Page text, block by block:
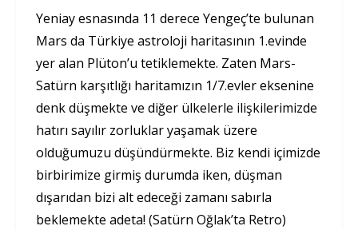
Yeniay esnasında 11 derece Yengeç’te bulunan
Mars da Türkiye astroloji haritasının 1.evinde
yer alan Plüton’u tetiklemekte. Zaten Mars-
Satürn karşıtlığı haritamızın 1/7.evler eksenine
denk düşmekte ve diğer ülkelerle ilişkilerimizde
hatırı sayılır zorluklar yaşamak üzere
olduğumuzu düşündürmekte. Biz kendi içimizde
birbirimize girmiş durumda iken, düşman
dışarıdan bizi alt edeceği zamanı sabırla
beklemekte adeta! (Satürn Oğlak’ta Retro)